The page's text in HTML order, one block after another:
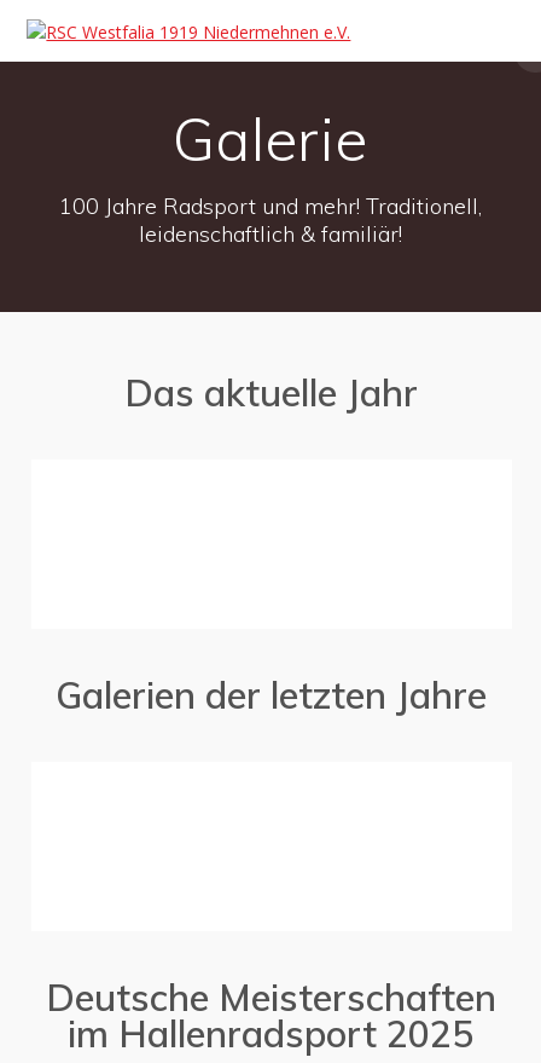
Galerie
100 Jahre Radsport und mehr! Traditionell,
leidenschaftlich & familiär!
Das aktuelle Jahr
Galerien der letzten Jahre
Deutsche Meisterschaften
im Hallenradsport 2025